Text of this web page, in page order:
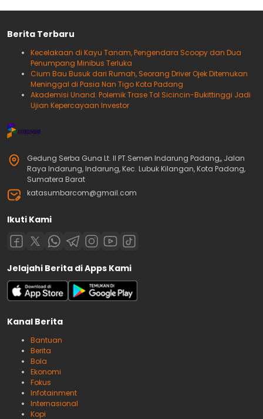
Berita Terbaru
Kecelakaan di Kayu Tanam, Pengendara Scoopy dan Dua
Penumpang Minibus Terluka
Cium Bau Busuk dari Rumah, Seorang Driver Ojek Ditemukan
Meninggal di Pasia Nan Tigo Kota Padang
Akademisi Unand: Polemik Trase Tol Sicincin-Bukittinggi Jadi
Ujian Kepercayaan Investor
Gedung Serba Guna Lt. II PT.Semen Indarung Padang,, Jalan
Raya Indarung, Indarung, Kec. Lubuk Kilangan, Kota Padang,
Sumatera Barat
katasumbarcom@gmail.com
Ikuti Kami
Jelajahi Berita di Apps Kami
Kanal Berita
Bantuan
Berita
Bola
Ekonomi
Fokus
Infotainment
Internasional
Kopi